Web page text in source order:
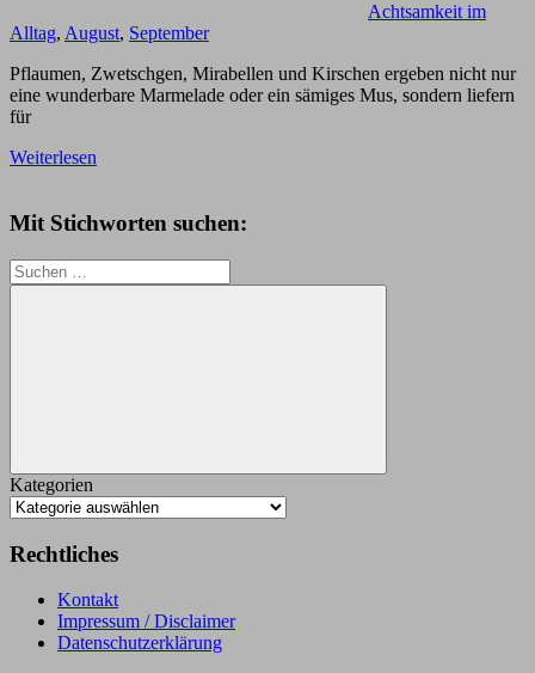
Achtsamkeit im
Alltag, August, September
Pflaumen, Zwetschgen, Mirabellen und Kirschen ergeben nicht nur
eine wunderbare Marmelade oder ein sämiges Mus, sondern liefern
für
Weiterlesen
Mit Stichworten suchen:
Suchen
nach:
Suchen
Kategorien
Rechtliches
Kontakt
Impressum / Disclaimer
Datenschutzerklärung